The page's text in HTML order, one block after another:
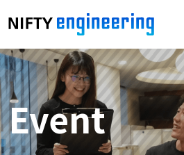
Event